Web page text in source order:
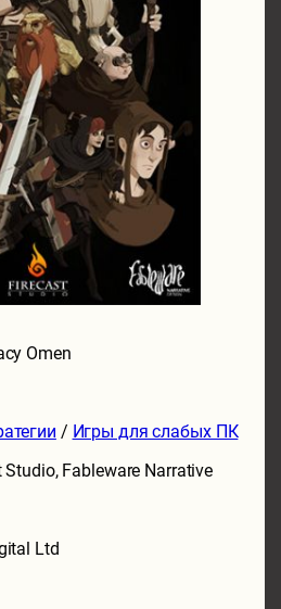
Omen
/ Игры для слабых ПК
Studio, Fableware Narrative
Ltd